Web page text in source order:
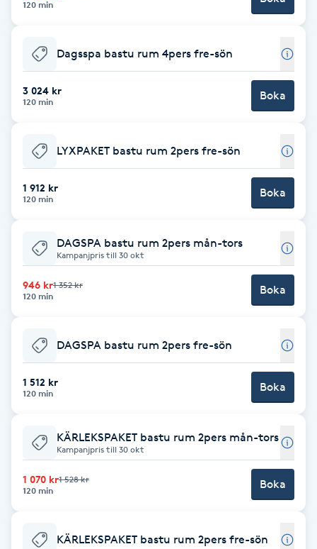
Healing
Herrklippning
HIFU
Hot yoga
Hudföryngring
Huduppstramning
Hudvård
120 min
Dagsspa bastu rum 4pers fre-sön
3 024 kr
120 min Boka
LYXPAKET bastu rum 2pers fre-sön
1 912 kr
120 min Boka
DAGSPA bastu rum 2pers mån-tors
Kampanjpris till 30 okt
946 kr1 352 kr
120 min
Boka
DAGSPA bastu rum 2pers fre-sön
1 512 kr
120 min Boka
KÄRLEKSPAKET bastu rum 2pers mån-tors
Kampanjpris till 30 okt
1 070 kr1 528 kr
120 min
Boka
KÄRLEKSPAKET bastu rum 2pers fre-sön